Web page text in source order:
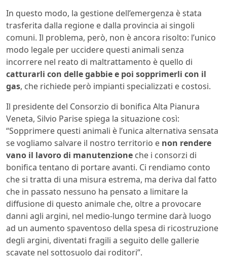
In questo modo, la gestione dell’emergenza è stata
trasferita dalla regione e dalla provincia ai singoli
comuni. Il problema, però, non è ancora risolto: l’unico
modo legale per uccidere questi animali senza
incorrere nel reato di maltrattamento è quello di
catturarli con delle gabbie e poi sopprimerli con il
gas, che richiede però impianti specializzati e costosi.
Il presidente del Consorzio di bonifica Alta Pianura
Veneta, Silvio Parise spiega la situazione così:
“Sopprimere questi animali è l’unica alternativa sensata
se vogliamo salvare il nostro territorio e non rendere
vano il lavoro di manutenzione che i consorzi di
bonifica tentano di portare avanti. Ci rendiamo conto
che si tratta di una misura estrema, ma deriva dal fatto
che in passato nessuno ha pensato a limitare la
diffusione di questo animale che, oltre a provocare
danni agli argini, nel medio-lungo termine darà luogo
ad un aumento spaventoso della spesa di ricostruzione
degli argini, diventati fragili a seguito delle gallerie
scavate nel sottosuolo dai roditori”.